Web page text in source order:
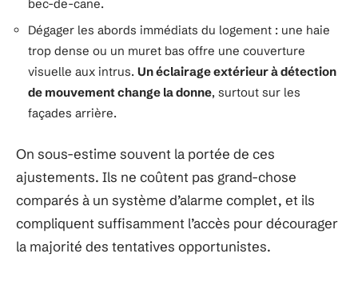
bec-de-cane.
Dégager les abords immédiats du logement : une haie
trop dense ou un muret bas offre une couverture
visuelle aux intrus. Un éclairage extérieur à détection
de mouvement change la donne, surtout sur les
façades arrière.
On sous-estime souvent la portée de ces
ajustements. Ils ne coûtent pas grand-chose
comparés à un système d’alarme complet, et ils
compliquent suffisamment l’accès pour décourager
la majorité des tentatives opportunistes.